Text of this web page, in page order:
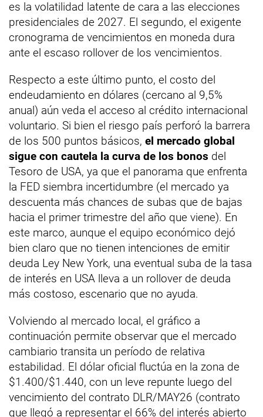
es la volatilidad latente de cara a las elecciones
presidenciales de 2027. El segundo, el exigente
cronograma de vencimientos en moneda dura
ante el escaso rollover de los vencimientos.
Respecto a este último punto, el costo del
endeudamiento en dólares (cercano al 9,5%
anual) aún veda el acceso al crédito internacional
voluntario. Si bien el riesgo país perforó la barrera
de los 500 puntos básicos, el mercado global
sigue con cautela la curva de los bonos del
Tesoro de USA, ya que el panorama que enfrenta
la FED siembra incertidumbre (el mercado ya
descuenta más chances de subas que de bajas
hacia el primer trimestre del año que viene). En
este marco, aunque el equipo económico dejó
bien claro que no tienen intenciones de emitir
deuda Ley New York, una eventual suba de la tasa
de interés en USA lleva a un rollover de deuda
más costoso, escenario que no ayuda.
Volviendo al mercado local, el gráfico a
continuación permite observar que el mercado
cambiario transita un período de relativa
estabilidad. El dólar oficial fluctúa en la zona de
$1.400/$1.440, con un leve repunte luego del
vencimiento del contrato DLR/MAY26 (contrato
que llegó a representar el 66% del interés abierto